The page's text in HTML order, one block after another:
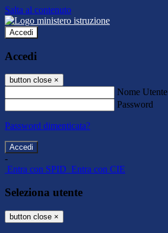
Salta al contenuto
Accedi
Accedi
button close ×
Nome Utente
Password
Password dimenticata?
-
Entra con SPID Entra con CIE
Seleziona utente
button close ×